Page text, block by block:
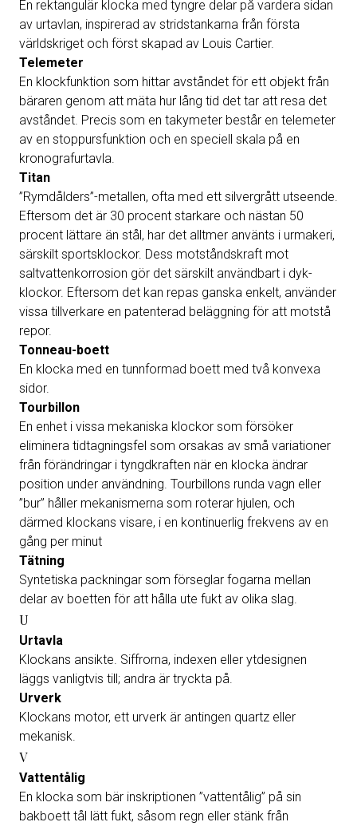
En rektangulär klocka med tyngre delar på vardera sidan
av urtavlan, inspirerad av stridstankarna från första
världskriget och först skapad av Louis Cartier.
Telemeter
En klockfunktion som hittar avståndet för ett objekt från
bäraren genom att mäta hur lång tid det tar att resa det
avståndet. Precis som en takymeter består en telemeter
av en stoppursfunktion och en speciell skala på en
kronografurtavla.
Titan
”Rymdålders”-metallen, ofta med ett silvergrått utseende.
Eftersom det är 30 procent starkare och nästan 50
procent lättare än stål, har det alltmer använts i urmakeri,
särskilt sportsklockor. Dess motståndskraft mot
saltvattenkorrosion gör det särskilt användbart i dyk-
klockor. Eftersom det kan repas ganska enkelt, använder
vissa tillverkare en patenterad beläggning för att motstå
repor.
Tonneau-boett
En klocka med en tunnformad boett med två konvexa
sidor.
Tourbillon
En enhet i vissa mekaniska klockor som försöker
eliminera tidtagningsfel som orsakas av små variationer
från förändringar i tyngdkraften när en klocka ändrar
position under användning. Tourbillons runda vagn eller
”bur” håller mekanismerna som roterar hjulen, och
därmed klockans visare, i en kontinuerlig frekvens av en
gång per minut
Tätning
Syntetiska packningar som förseglar fogarna mellan
delar av boetten för att hålla ute fukt av olika slag.
U
Urtavla
Klockans ansikte. Siffrorna, indexen eller ytdesignen
läggs vanligtvis till; andra är tryckta på.
Urverk
Klockans motor, ett urverk är antingen quartz eller
mekanisk.
V
Vattentålig
En klocka som bär inskriptionen ”vattentålig” på sin
bakboett tål lätt fukt, såsom regn eller stänk från